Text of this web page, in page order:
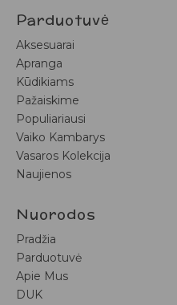
Parduotuvė
Aksesuarai
Apranga
Kūdikiams
Pažaiskime
Populiariausi
Vaiko Kambarys
Vasaros Kolekcija
Naujienos
Nuorodos
Pradžia
Parduotuvė
Apie Mus
DUK